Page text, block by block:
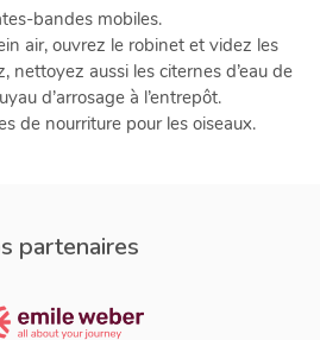
bandes mobiles.
air, ouvrez le robinet et videz les
nettoyez aussi les citernes d’eau de
d’arrosage à l’entrepôt.
de nourriture pour les oiseaux.
partenaires